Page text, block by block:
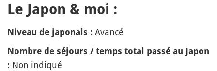
Le Japon & moi :
Niveau de japonais : Avancé
Nombre de séjours / temps total passé au Japon
: Non indiqué